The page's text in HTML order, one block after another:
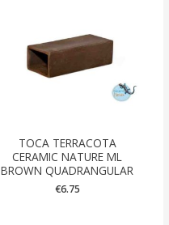
TOCA TERRACOTA
CERAMIC NATURE ML
BROWN QUADRANGULAR
€6.75